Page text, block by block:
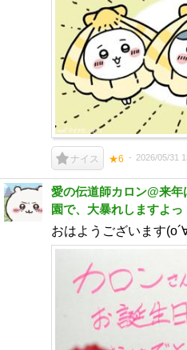
ナイス ★6 2026/05/31
愛の伝道師カロン@来
園で、大暴れしますよっ
おはようございます